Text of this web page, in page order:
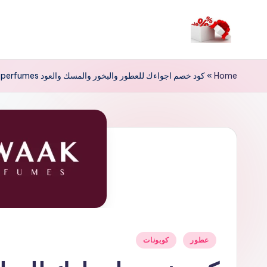
م
ر
ا
ت
Home
»كود خصم اجواءك للعطور والبخور والمسك والعود Ajwaak perfumes
نُشرعطور كوبونات